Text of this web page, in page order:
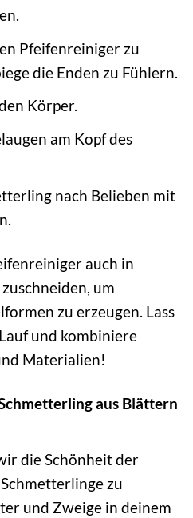
Pfeifenreiniger zu
die Enden zu Fühlern.
Körper.
am Kopf des
nach Belieben mit
auch in
um
zu erzeugen. Lass
und kombiniere
Materialien!
aus Blättern
die Schönheit der
zu
und Zweige in deinem